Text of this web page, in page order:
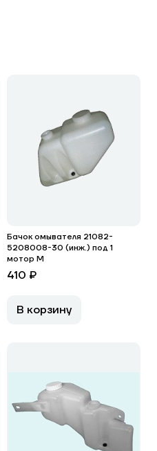
Бачок омывателя 21082-
5208008-30 (инж.) под 1
мотор М
410 ₽
В корзину